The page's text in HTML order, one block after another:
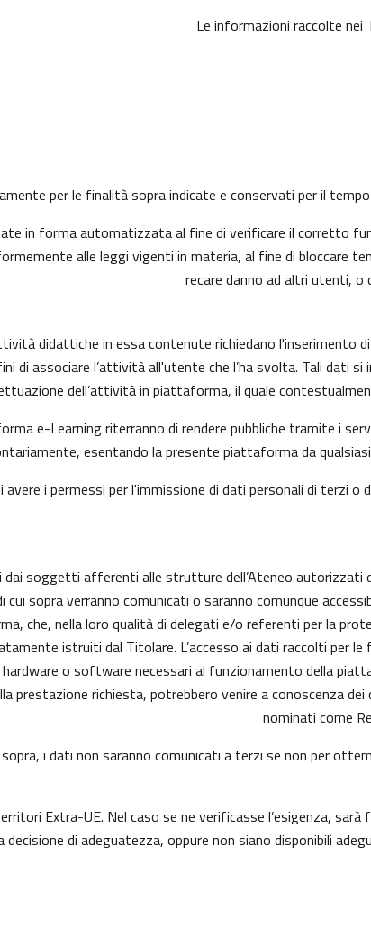
Le informazioni raccolte
per le finalità sopra indicate e conservati per il
in forma automatizzata al fine di verificare il corretto
alle leggi vigenti in materia, al fine di bloccare
recare danno ad altri utenti,
didattiche in essa contenute richiedano l'inserimento
di associare l’attività all'utente che l’ha svolta. Tali dati
dell’attività in piattaforma, il quale
e-Learning riterranno di rendere pubbliche tramite i
esentando la presente piattaforma da
i permessi per l'immissione di dati personali di terzi
soggetti afferenti alle strutture dell’Ateneo autorizzati
sopra verranno comunicati o saranno comunque
che, nella loro qualità di delegati e/o referenti per la
istruiti dal Titolare. L’accesso ai dati raccolti per
o software necessari al funzionamento della
prestazione richiesta, potrebbero venire a conoscenza
nominati come
i dati non saranno comunicati a terzi se non per
Extra-UE. Nel caso se ne verificasse l’esigenza,
di adeguatezza, oppure non siano disponibili